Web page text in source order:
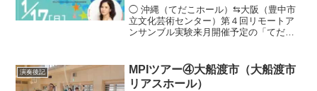
◯ 沖縄（てだこホール）⇆大阪（豊中市
立文化芸術センター）第４回リモートア
ンサンブル実験来月開催予定の「てだこ
サート〜」のための、沖縄（てだこホー
ル）と大阪（豊中市立文...
演奏後記
MPIツアー④大船渡市（大船渡市
リアスホール）